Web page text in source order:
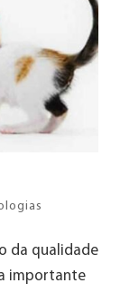
da qualidade
importante